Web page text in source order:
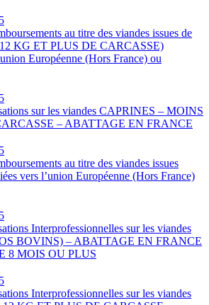
au titre des viandes issues de
KG ET PLUS DE CARCASSE)
Européenne (Hors France) ou
sur les viandes CAPRINES – MOINS
– ABATTAGE EN FRANCE
au titre des viandes issues
vers l’union Européenne (Hors France)
Interprofessionnelles sur les viandes
BOVINS) – ABATTAGE EN FRANCE
8 MOIS OU PLUS
Interprofessionnelles sur les viandes